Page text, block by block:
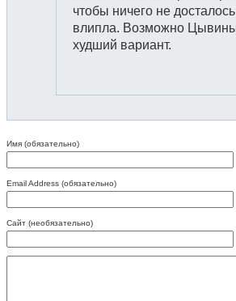
чтобы ничего не
влипла. Возможно
худший вариант.
Имя (обязательно)
Email Address (обязательно)
Сайт (необязательно)